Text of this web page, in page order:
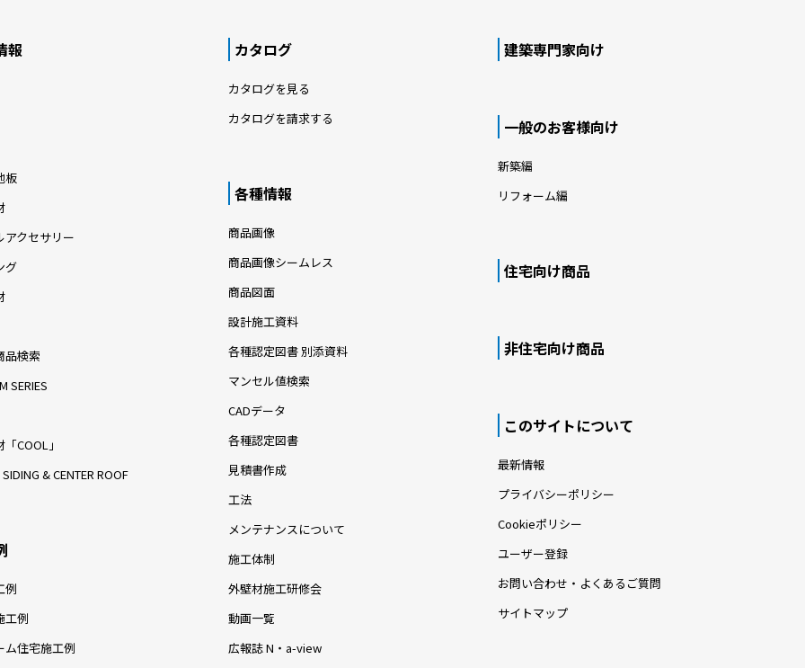
報
板
アクセサリー
グ
品検索
SERIES
COOL」
SIDING & CENTER ROOF
例
工例
ム住宅施工例
カタログ
カタログを見る
カタログを請求する
各種情報
商品画像
商品画像シームレス
商品図面
設計施工資料
各種認定図書 別添資料
マンセル値検索
CADデータ
各種認定図書
見積書作成
工法
メンテナンスについて
施工体制
外壁材施工研修会
動画一覧
広報誌 N・a-view
建築専門家向け
一般のお客様向け
新築編
リフォーム編
住宅向け商品
非住宅向け商品
このサイトについて
最新情報
プライバシーポリシー
Cookieポリシー
ユーザー登録
お問い合わせ・よくあるご質問
サイトマップ